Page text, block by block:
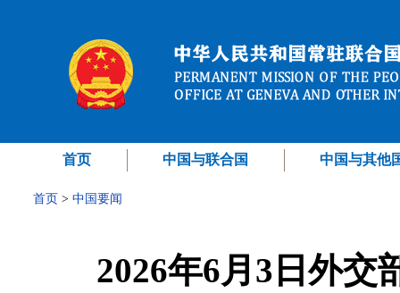
首页 中国与联合国 中国与其他
首页 > 中国要闻
2026年6月3日外交